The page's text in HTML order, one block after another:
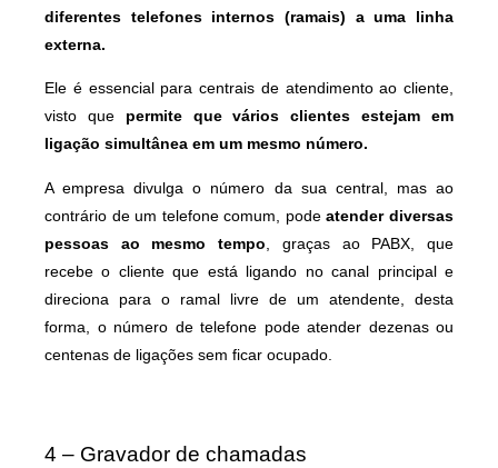
diferentes telefones internos (ramais) a uma linha
externa.
Ele é essencial para centrais de atendimento ao cliente,
visto que permite que vários clientes estejam em
ligação simultânea em um mesmo número.
A empresa divulga o número da sua central, mas ao
contrário de um telefone comum, podeatender diversas
pessoas ao mesmo tempo , graças ao PABX, que
recebe o cliente que está ligando no canal principal e
direciona para o ramal livre de um atendente, desta
forma, o número de telefone pode atender dezenas ou
centenas de ligações sem ficar ocupado.
4 – Gravador de chamadas